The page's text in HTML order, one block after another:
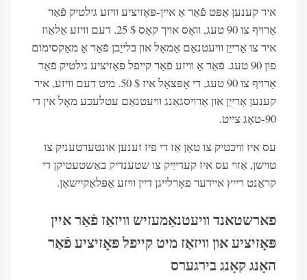
איר קענען אַפּט פֿאַר אַ איין-פּאָזיציע וויזע גילטיק פֿאַר
אַרויף צו 90 טעג, וואָס אויך קאָס $ 25. דעם וויזע אַלאַוז
איר צו אַרייַן וויעטנאַם אַמאָל און בלייַבן פֿאַר אַ מאַקסימום
פון 90 טעג. פֿאַר אַ וויזע פֿאַר קייפל פּאָזיציע גילטיק פֿאַר
אַרויף צו 90 טעג, די אָפּצאָל איז $ 50. מיט דעם וויזע, איר
קענען אַרייַן און אַרויסגאַנג וויעטנאַם עטלעכע מאָל אין די
90-טאָג צייט.
עס איז וויכטיק צו טאָן אַז די פיז זענען אונטערטעניק צו
טוישן, אַזוי עס איז קעדייַיק צו שטענדיק באַשטעטיקן די
קראַנט רייץ איידער פאָרלייגן דיין וויזע אַפּלאַקיישאַן.
פארשטאנד וויעטנאַמעזיש וויזאַז פֿאַר איין
פּאָזיציע און וויזאַז מיט קייפל פּאָזיציע פֿאַר
האָנג קאָנג בירגערס